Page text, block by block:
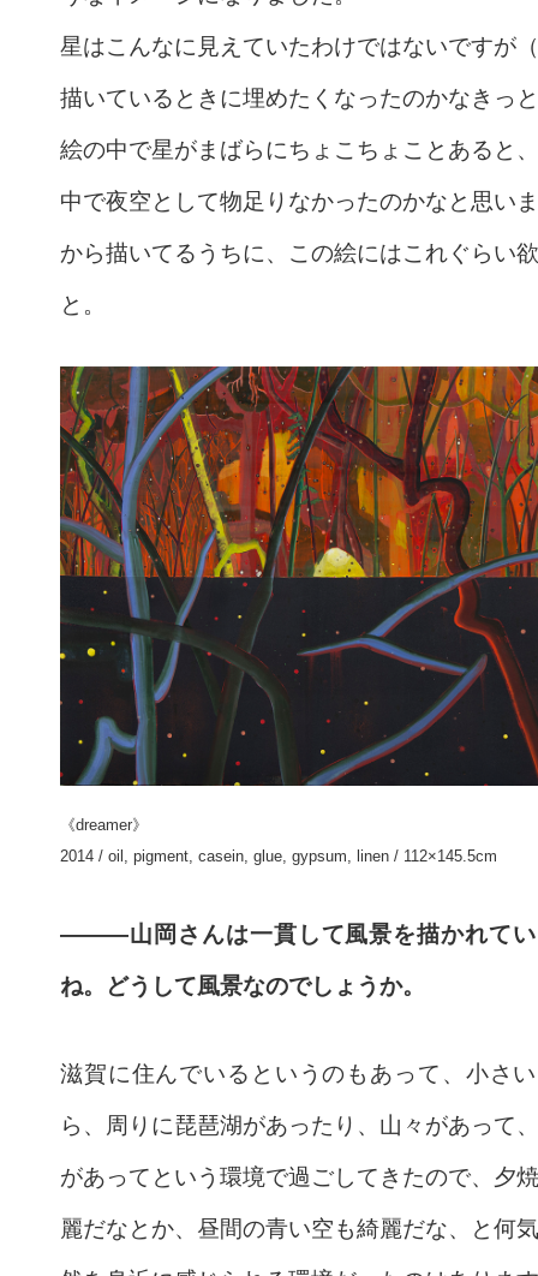
星はこんなに見えていたわけではないですが
描いているときに埋めたくなったのかなきっ
絵の中で星がまばらにちょこちょことあると
中で夜空として物足りなかったのかなと思い
から描いてるうちに、この絵にはこれぐらい
と。
《dreamer》
2014 / oil, pigment, casein, glue, gypsum, linen / 112×145.5cm
———山岡さんは一貫して風景を描かれてい
ね。どうして風景なのでしょうか。
滋賀に住んでいるというのもあって、小さ
ら、周りに琵琶湖があったり、山々があって
があってという環境で過ごしてきたので、夕
麗だなとか、昼間の青い空も綺麗だな、と何